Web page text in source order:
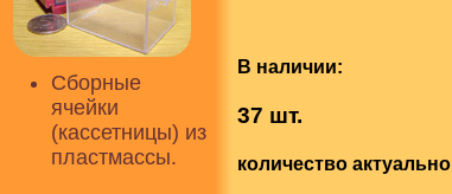
Сборные
ячейки
(кассетницы) из
пластмассы.
В наличии:
37 шт.
количество актуально